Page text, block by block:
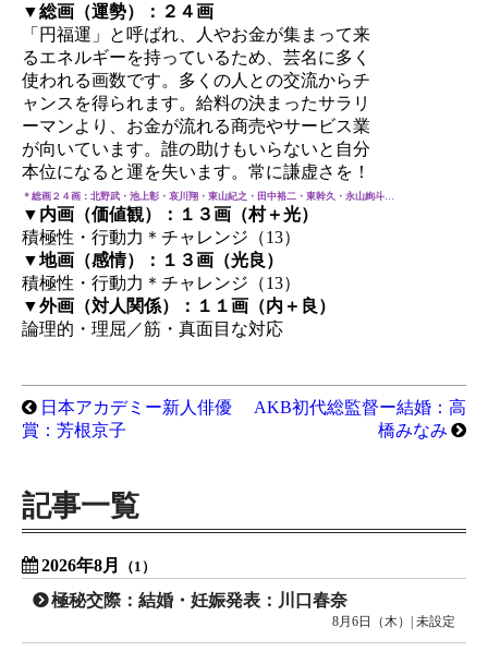
▼総画（運勢）：２４画
「円福運」と呼ばれ、人やお金が集まって来
るエネルギーを持っているため、芸名に多く
使われる画数です。多くの人との交流からチ
ャンスを得られます。給料の決まったサラリ
ーマンより、お金が流れる商売やサービス業
が向いています。誰の助けもいらないと自分
本位になると運を失います。常に謙虚さを！
＊総画２４画：北野武・池上彰・哀川翔・東山紀之・田中裕二・東幹久・永山絢斗…
▼内画（価値観）：１３画（村＋光）
積極性・行動力＊チャレンジ（13）
▼地画（感情）：１３画（光良）
積極性・行動力＊チャレンジ（13）
▼外画（対人関係）：１１画（内＋良）
論理的・理屈／筋・真面目な対応
日本アカデミー新人俳優
賞：芳根京子
AKB初代総監督ー結婚：高
橋みなみ
記事一覧
2026年8月 （1）
極秘交際：結婚・妊娠発表：川口春奈
8月6日（木）| 未設定